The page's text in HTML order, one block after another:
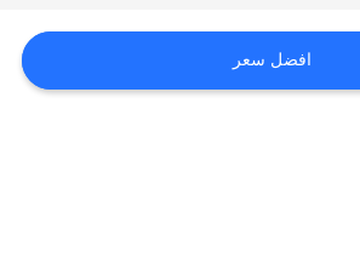
افضل سعر